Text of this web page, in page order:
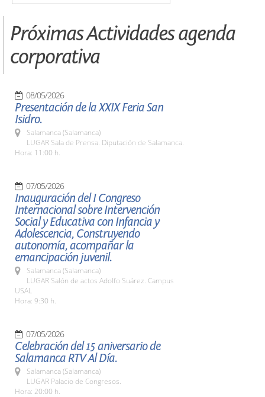
Próximas Actividades agenda
corporativa
08/05/2026
Presentación de la XXIX Feria San
Isidro.
Salamanca (Salamanca)
LUGAR Sala de Prensa. Diputación de Salamanca.
Hora: 11:00 h.
07/05/2026
Inauguración del I Congreso
Internacional sobre Intervención
Social y Educativa con Infancia y
Adolescencia, Construyendo
autonomía, acompañar la
emancipación juvenil.
Salamanca (Salamanca)
LUGAR Salón de actos Adolfo Suárez. Campus
USAL
Hora: 9:30 h.
07/05/2026
Celebración del 15 aniversario de
Salamanca RTV Al Día.
Salamanca (Salamanca)
LUGAR Palacio de Congresos.
Hora: 20:00 h.